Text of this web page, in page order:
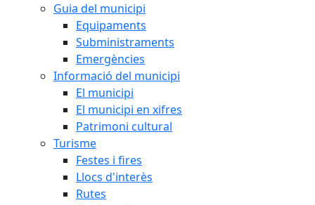
Guia del municipi
Equipaments
Subministraments
Emergències
Informació del municipi
El municipi
El municipi en xifres
Patrimoni cultural
Turisme
Festes i fires
Llocs d'interès
Rutes